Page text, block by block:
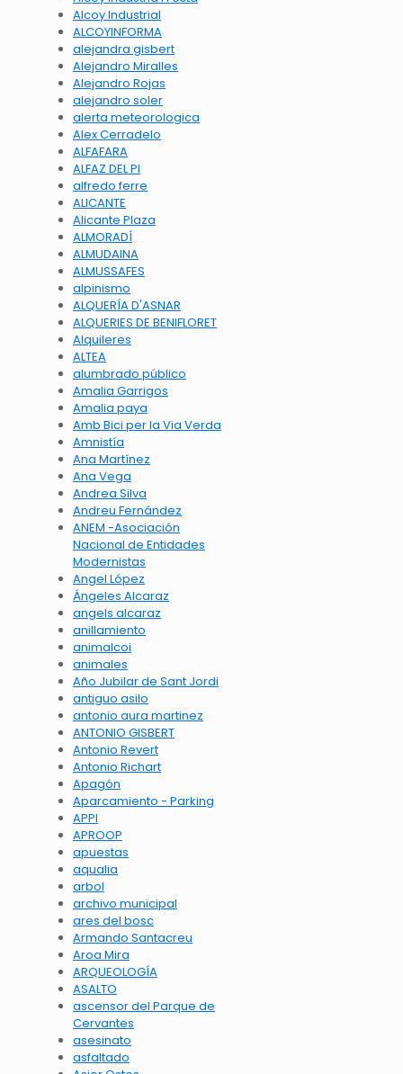
Alcoy Industrial
ALCOYINFORMA
alejandra gisbert
Alejandro Miralles
Alejandro Rojas
alejandro soler
alerta meteorologica
Alex Cerradelo
ALFAFARA
ALFAZ DEL PI
alfredo ferre
ALICANTE
Alicante Plaza
ALMORADÍ
ALMUDAINA
ALMUSSAFES
alpinismo
ALQUERÍA D'ASNAR
ALQUERIES DE BENIFLORET
Alquileres
ALTEA
alumbrado público
Amalia Garrigos
Amalia paya
Amb Bici per la Via Verda
Amnistía
Ana Martínez
Ana Vega
Andrea Silva
Andreu Fernández
ANEM -Asociación
Nacional de Entidades
Modernistas
Angel López
Ángeles Alcaraz
angels alcaraz
anillamiento
animalcoi
animales
Año Jubilar de Sant Jordi
antiguo asilo
antonio aura martinez
ANTONIO GISBERT
Antonio Revert
Antonio Richart
Apagón
Aparcamiento - Parking
APPI
APROOP
apuestas
aqualia
arbol
archivo municipal
ares del bosc
Armando Santacreu
Aroa Mira
ARQUEOLOGÍA
ASALTO
ascensor del Parque de
Cervantes
asesinato
asfaltado